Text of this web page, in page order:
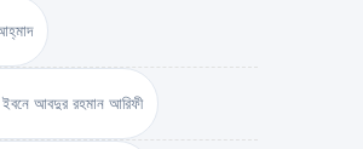
ইবনে আবদুর রহমান আরিফী